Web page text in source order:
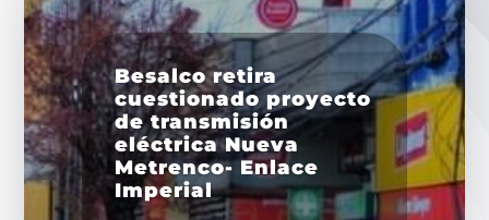
Besalco retira
cuestionado proyecto
de transmisión
eléctrica Nueva
Metrenco- Enlace
Imperial